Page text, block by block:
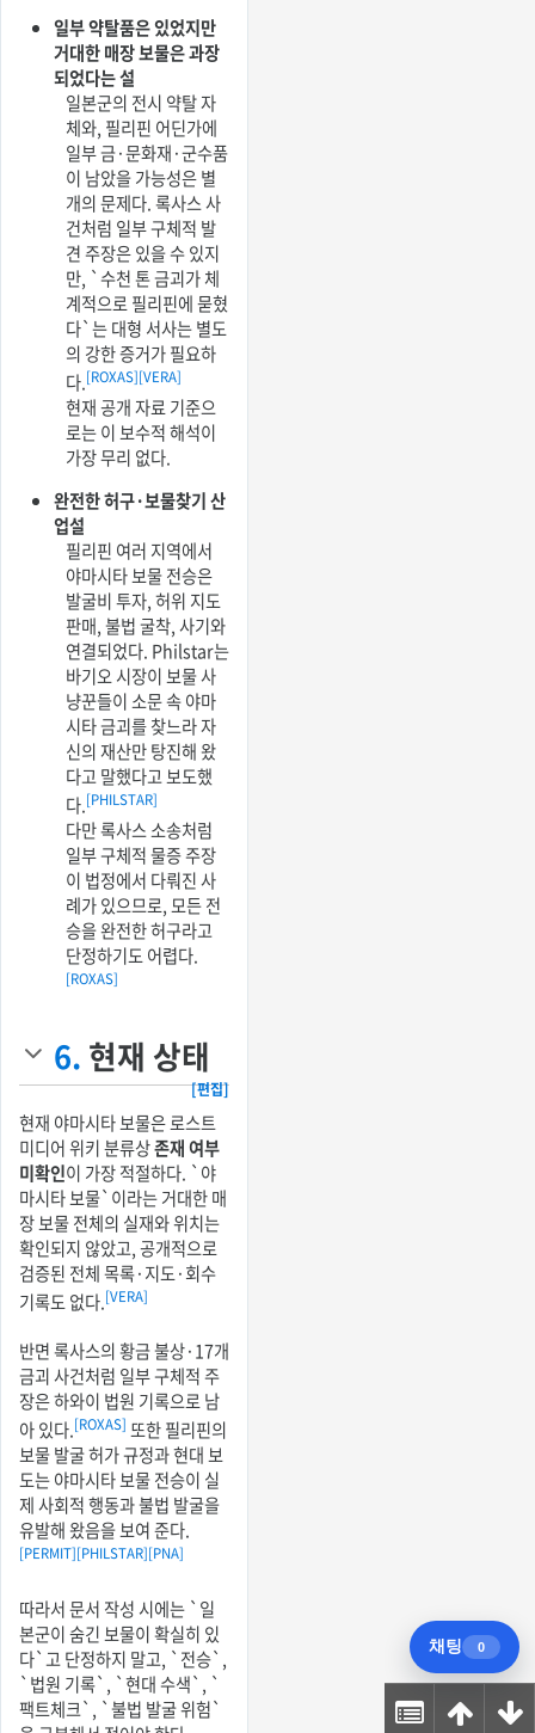
일부 약탈품은 있었지만
거대한 매장 보물은 과장
되었다는 설
일본군의 전시 약탈 자
체와, 필리핀 어딘가에
일부 금·문화재·군수품
이 남았을 가능성은 별
개의 문제다. 록사스 사
건처럼 일부 구체적 발
견 주장은 있을 수 있지
만, `수천 톤 금괴가 체
계적으로 필리핀에 묻혔
다`는 대형 서사는 별도
의 강한 증거가 필요하
다.[ROXAS][VERA]
현재 공개 자료 기준으
로는 이 보수적 해석이
가장 무리 없다.
완전한 허구·보물찾기 산
업설
필리핀 여러 지역에서
야마시타 보물 전승은
발굴비 투자, 허위 지도
판매, 불법 굴착, 사기와
연결되었다. Philstar는
바기오 시장이 보물 사
냥꾼들이 소문 속 야마
시타 금괴를 찾느라 자
신의 재산만 탕진해 왔
다고 말했다고 보도했
다.[PHILSTAR]
다만 록사스 소송처럼
일부 구체적 물증 주장
이 법정에서 다뤄진 사
례가 있으므로, 모든 전
승을 완전한 허구라고
단정하기도 어렵다.
[ROXAS]
6. 현재 상태
[편집]
현재 야마시타 보물은 로스트
미디어 위키 분류상존재 여부
미확인이 가장 적절하다. `야
마시타 보물`이라는 거대한 매
장 보물 전체의 실재와 위치는
확인되지 않았고, 공개적으로
검증된 전체 목록·지도·회수
기록도 없다.[VERA]
반면 록사스의 황금 불상·17개
금괴 사건처럼 일부 구체적 주
장은 하와이 법원 기록으로 남
아 있다.[ROXAS] 또한 필리핀의
보물 발굴 허가 규정과 현대 보
도는 야마시타 보물 전승이 실
제 사회적 행동과 불법 발굴을
유발해 왔음을 보여 준다.
[PERMIT][PHILSTAR][PNA]
따라서 문서 작성 시에는 `일
본군이 숨긴 보물이 확실히 있
다`고 단정하지 말고, `전승`,
`법원 기록`, `현대 수색`, `
팩트체크`, `불법 발굴 위험`